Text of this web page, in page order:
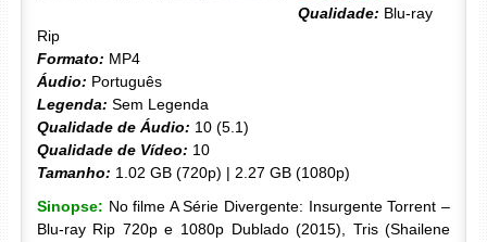
Qualidade: Blu-ray
Rip
Formato: MP4
Áudio: Português
Legenda: Sem Legenda
Qualidade de Áudio: 10 (5.1)
Qualidade de Vídeo: 10
Tamanho: 1.02 GB (720p) | 2.27 GB (1080p)
Sinopse: No filme A Série Divergente: Insurgente Torrent –
Blu-ray Rip 720p e 1080p Dublado (2015), Tris (Shailene